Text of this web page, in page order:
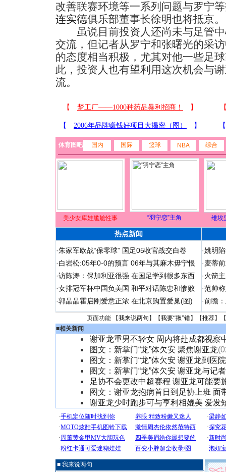
改善联赛环境等一系列问题与罗宁
连实德俱乐部董事长徐明也将抵京。
虽说目前投资人还尚未与足管中
交流，但记者从罗宁和张曙光的采
的态度相当积极，尤其对他一些足
此，投资人也有望利用这次机会与
流。
体育图吧 国内 国际 篮球 NBA 综合
美少女库娃尴尬性事 “羽宁恋”主角 维埃
热点新闻
·朱家军欧战“保零球” 国足05收官战交白卷
·白岩松:05年0-0的预言 06年与其麻木毋宁恨
·访陈涛：保加利亚很强 在国足学到很多东西
·女排冠军杯中国负美国 和平对话陈忠和惨败
·郭晶晶霍启刚爱意正浓 在北京购置爱巢(图)
·姚明
·麦蒂
·火箭
·范帅
·前瞻
页面功能 【我来说两句 】【我要“揪”错】【推荐】
■相关新闻
谢亚龙重男不轻女 周内将赴成都视察
图文：新掌门“龙”体欠安 聚焦谢亚龙
图文：新掌门“龙”体欠安 谢亚龙到医
图文：新掌门“龙”体欠安 谢亚龙与记
足协不会更改中超赛程 谢亚龙可能要
图文：谢亚龙抱病首日到足协上班 面
谢亚龙少时跑步可与亨利相媲美 爱发
■ 我来说两句